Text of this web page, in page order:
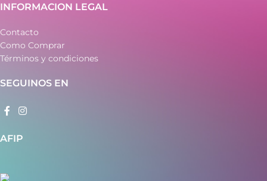
INFORMACION LEGAL
Contacto
Como Comprar
Términos y condiciones
SEGUINOS EN
AFIP